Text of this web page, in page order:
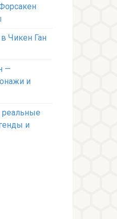
Чикен Ган
—
и
и